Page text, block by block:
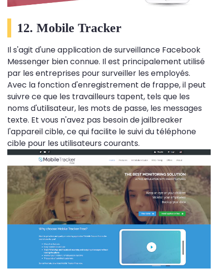
12. Mobile Tracker
Il s'agit d'une application de surveillance Facebook
Messenger bien connue. Il est principalement utilisé
par les entreprises pour surveiller les employés.
Avec la fonction d'enregistrement de frappe, il peut
suivre ce que les travailleurs tapent, tels que les
noms d'utilisateur, les mots de passe, les messages
texte. Et vous n'avez pas besoin de jailbreaker
l'appareil cible, ce qui facilite le suivi du téléphone
cible pour les utilisateurs courants.